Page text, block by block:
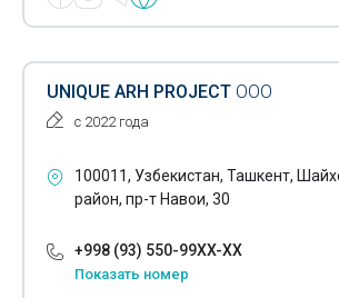
UNIQUE ARH PROJECT ООО
с 2022 года
100011, Узбекистан, Ташкент,
район, пр-т Навои, 30
+998 (93) 550-99XX-XX
Показать номер